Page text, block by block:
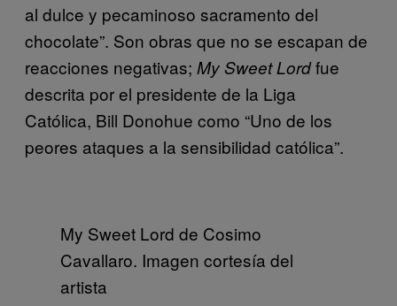
al dulce y pecaminoso sacramento del
chocolate”. Son obras que no se escapan de
reacciones negativas; My Sweet Lordfue
descrita por el presidente de la Liga
Católica, Bill Donohue como “Uno de los
peores ataques a la sensibilidad católica”.
My Sweet Lord de Cosimo
Cavallaro. Imagen cortesía del
artista